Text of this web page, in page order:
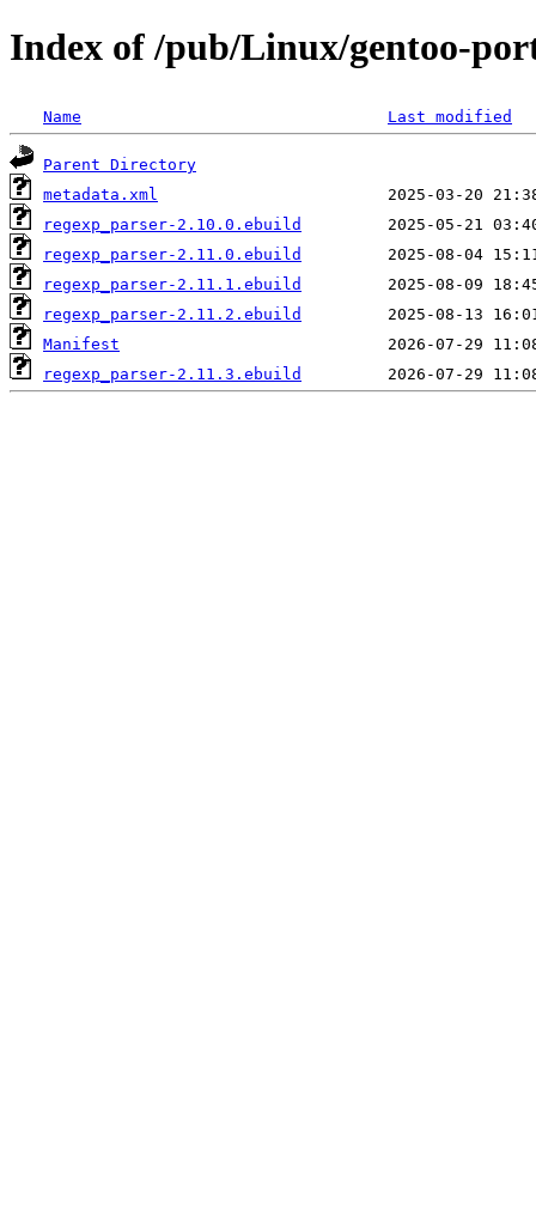
Index of /pub/Linux/gentoo-
Name Last modified
Parent Directory
metadata.xml
regexp_parser-2.10.0.ebuild
regexp_parser-2.11.0.ebuild
regexp_parser-2.11.1.ebuild
regexp_parser-2.11.2.ebuild
Manifest
regexp_parser-2.11.3.ebuild